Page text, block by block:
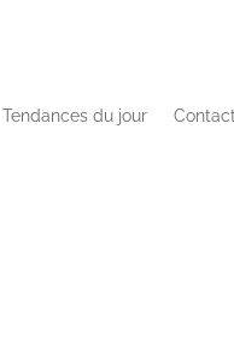
Tendances du jour Contact